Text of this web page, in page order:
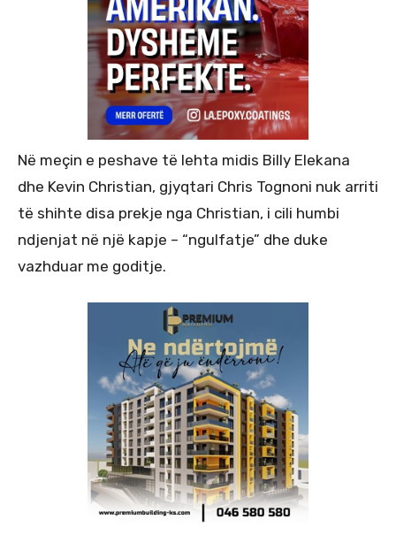
Në meçin e peshave të lehta midis Billy Elekana
dhe Kevin Christian, gjyqtari Chris Tognoni nuk arriti
të shihte disa prekje nga Christian, i cili humbi
ndjenjat në një kapje – “ngulfatje” dhe duke
vazhduar me goditje.